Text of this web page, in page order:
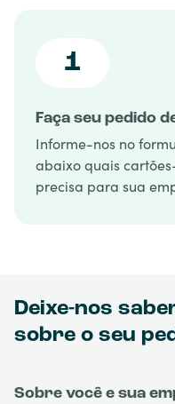
1
Faça seu pedido
Informe-nos no
abaixo quais
precisa para sua
Deixe-nos
sobre o seu
Sobre você e sua